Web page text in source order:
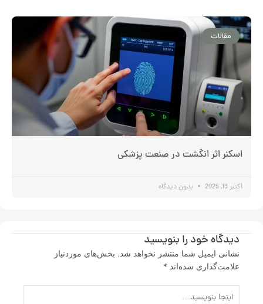
مقالات
اسکنر اثر انگشت در صنعت پزشکی
اکتبر 13, 2025 بدون دیدگاه
دیدگاه‌ خود را بنویسید
نشانی ایمیل شما منتشر نخواهد شد. بخش‌های موردنیاز
علامت‌گذاری شده‌اند *